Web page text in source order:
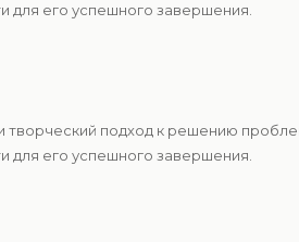
для его успешного завершения.
подход к решению
для его успешного завершения.